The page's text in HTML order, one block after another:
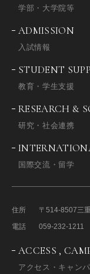
学部・大学院等
ADMISSION
入試情報
STUDENT
教育・学生支援
RESEARCH &
研究・社会連携
国際交流・留学
住所 〒514-8507三
電話
059-232-1211
ACCESS ,
アクセス・キャン